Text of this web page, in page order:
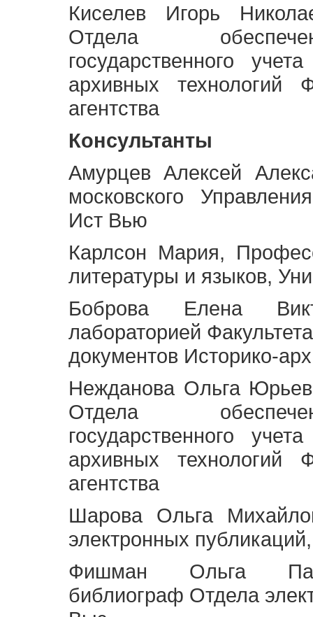
Киселев Игорь
Отдела
государственного
архивных технологий
агентства
Консультанты
Амурцев Алексей
московского
Ист Вью
Карлсон Мария,
литературы и языков,
Боброва Елена
лабораторией
документов Историко-
Нежданова Ольга
Отдела
государственного
архивных технологий
агентства
Шарова Ольга
электронных
Фишман Ольга
библиограф Отдела